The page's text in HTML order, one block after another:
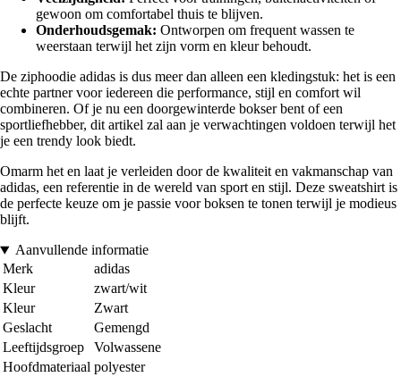
gewoon om comfortabel thuis te blijven.
Onderhoudsgemak: Ontworpen om frequent wassen te
weerstaan terwijl het zijn vorm en kleur behoudt.
De ziphoodie adidas is dus meer dan alleen een kledingstuk: het is een
echte partner voor iedereen die performance, stijl en comfort wil
combineren. Of je nu een doorgewinterde bokser bent of een
sportliefhebber, dit artikel zal aan je verwachtingen voldoen terwijl het
je een trendy look biedt.
Omarm het en laat je verleiden door de kwaliteit en vakmanschap van
adidas, een referentie in de wereld van sport en stijl. Deze sweatshirt is
de perfecte keuze om je passie voor boksen te tonen terwijl je modieus
blijft.
Aanvullende informatie
Merk
adidas
Kleur
zwart/wit
Kleur
Zwart
Geslacht
Gemengd
Leeftijdsgroep
Volwassene
Hoofdmateriaal polyester